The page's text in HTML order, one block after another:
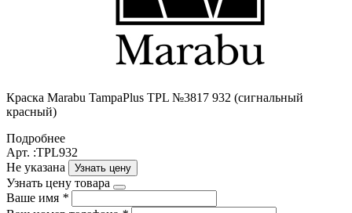
Краска Marabu TampaPlus TPL №3817 932 (сигнальный
красный)
Подробнее
Арт. :TPL932
Не указана
Узнать цену
Узнать цену товара
Ваше имя *